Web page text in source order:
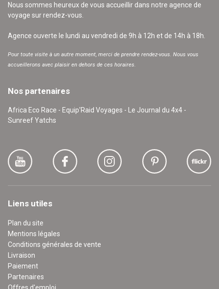
Nous sommes heureux de vous accueillir dans notre agence de
voyage sur rendez-vous.
Agence ouverte le lundi au vendredi de 9h à 12h et de 14h à 18h.
Pour toute visite à un autre moment, merci de prendre rendez-vous. Nous vous
accueillerons avec plaisir en dehors de ces horaires.
Nos partenaires
Africa Eco Race - Equip'Raid Voyages - Le Journal du 4x4 -
Sunreef Yatchs
Liens utiles
Plan du site
Mentions légales
Conditions générales de vente
Livraison
Paiement
Partenaires